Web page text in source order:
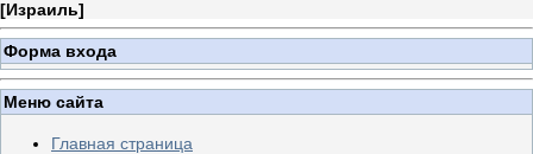
[Израиль]
Форма входа
Меню сайта
Главная страница